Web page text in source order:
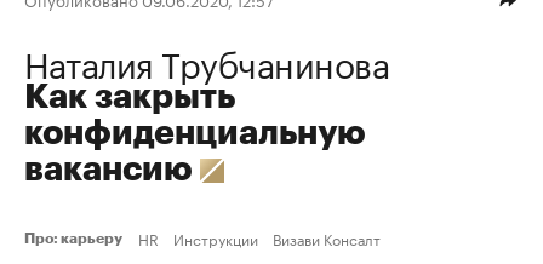
Наталия Трубчанинова
Как закрыть
конфиденциальную
вакансию
Про: карьеру HR Инструкции Визави Консалт